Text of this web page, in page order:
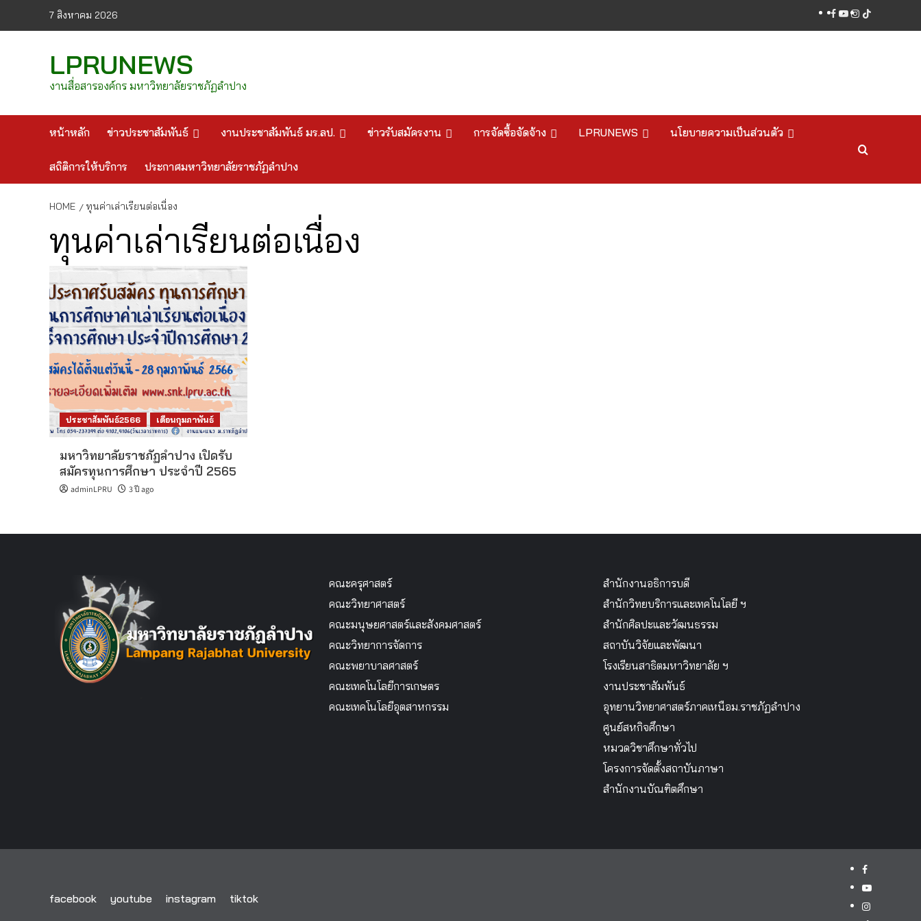
7 สิงหาคม 2026 facebook
youtube
instagram
tiktok
LPRUNEWS
งานสื่อสารองค์กร มหาวิทยาลัยราชภัฏลำปาง
หน้าหลัก ข่าวประชาสัมพันธ์ งานประชาสัมพันธ์ มร.ลป. ข่าวรับสมัครงาน การจัดซื้อจัดจ้าง LPRUNEWS นโยบายความเป็นส่วนตัว
สถิติการให้บริการ ประกาศมหาวิทยาลัยราชภัฏลำปาง
HOME ทุนค่าเล่าเรียนต่อเนื่อง
ทุนค่าเล่าเรียนต่อเนื่อง
ประชาสัมพันธ์2566 เดือนกุมภาพันธ์
มหาวิทยาลัยราชภัฏลำปาง เปิดรับ
สมัครทุนการศึกษา ประจำปี 2565
adminLPRU 3 ปี ago
คณะครุศาสตร์
คณะวิทยาศาสตร์
คณะมนุษยศาสตร์และสังคมศาสตร์
คณะวิทยาการจัดการ
คณะพยาบาลศาสตร์
คณะเทคโนโลยีการเกษตร
คณะเทคโนโลยีอุตสาหกรรม
สำนักงานอธิการบดี
สำนักวิทยบริการและเทคโนโลยี ฯ
สำนักศิลปะและวัฒนธรรม
สถาบันวิจัยและพัฒนา
โรงเรียนสาธิตมหาวิทยาลัย ฯ
งานประชาสัมพันธ์
อุทยานวิทยาศาสตร์ภาคเหนือม.ราชภัฏลำปาง
ศูนย์สหกิจศึกษา
หมวดวิชาศึกษาทั่วไป
โครงการจัดตั้งสถาบันภาษา
สำนักงานบัณฑิตศึกษา
facebook youtube instagram tiktok
facebook
youtube
instagram